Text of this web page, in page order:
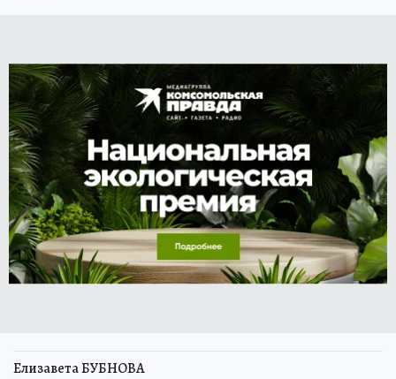
Елизавета БУБНОВА